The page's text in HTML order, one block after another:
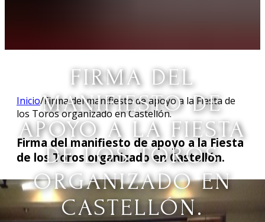
FIRMA DEL
MANIFIESTO DE
APOYO A LA FIESTA
DE LOS TOROS
ORGANIZADO EN
CASTELLÓN.
Inicio/Firma del manifiesto de apoyo a la Fiesta de
los Toros organizado en Castellón.
Firma del manifiesto de apoyo a la Fiesta
de los Toros organizado en Castellón.